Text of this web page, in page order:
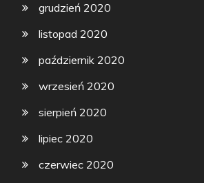
grudzień 2020
listopad 2020
październik 2020
wrzesień 2020
sierpień 2020
lipiec 2020
czerwiec 2020